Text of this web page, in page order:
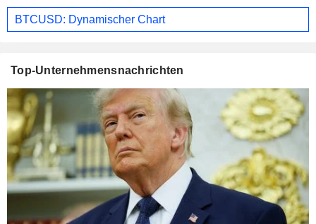
BTCUSD: Dynamischer Chart
Top-Unternehmensnachrichten